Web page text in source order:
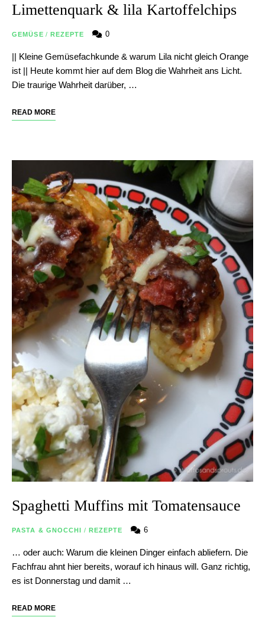
Limettenquark & lila Kartoffelchips
GEMÜSE / REZEPTE 0
|| Kleine Gemüsefachkunde & warum Lila nicht gleich Orange
ist || Heute kommt hier auf dem Blog die Wahrheit ans Licht.
Die traurige Wahrheit darüber, …
READ MORE
Spaghetti Muffins mit Tomatensauce
PASTA & GNOCCHI / REZEPTE 6
… oder auch: Warum die kleinen Dinger einfach abliefern. Die
Fachfrau ahnt hier bereits, worauf ich hinaus will. Ganz richtig,
es ist Donnerstag und damit …
READ MORE